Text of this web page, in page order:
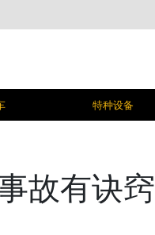
特种设备
故有诀窍